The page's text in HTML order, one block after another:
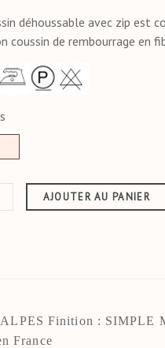
déhoussable avec zip est
coussin de rembourrage en
AJOUTER AU PANIER
Finition : SIMPLE
France